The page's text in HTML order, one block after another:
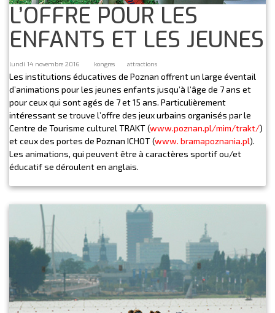
L’OFFRE POUR LES
ENFANTS ET LES JEUNES
lundi 14 novembre 2016 kongres attractions
Les institutions éducatives de Poznan offrent un large éventail
d’animations pour les jeunes enfants jusqu’à l’âge de 7 ans et
pour ceux qui sont agés de 7 et 15 ans. Particulièrement
intéressant se trouve l’offre des jeux urbains organisés par le
Centre de Tourisme culturel TRAKT (www.poznan.pl/mim/trakt/)
et ceux des portes de Poznan ICHOT (www. bramapoznania.pl).
Les animations, qui peuvent être à caractères sportif ou/et
éducatif se déroulent en anglais.